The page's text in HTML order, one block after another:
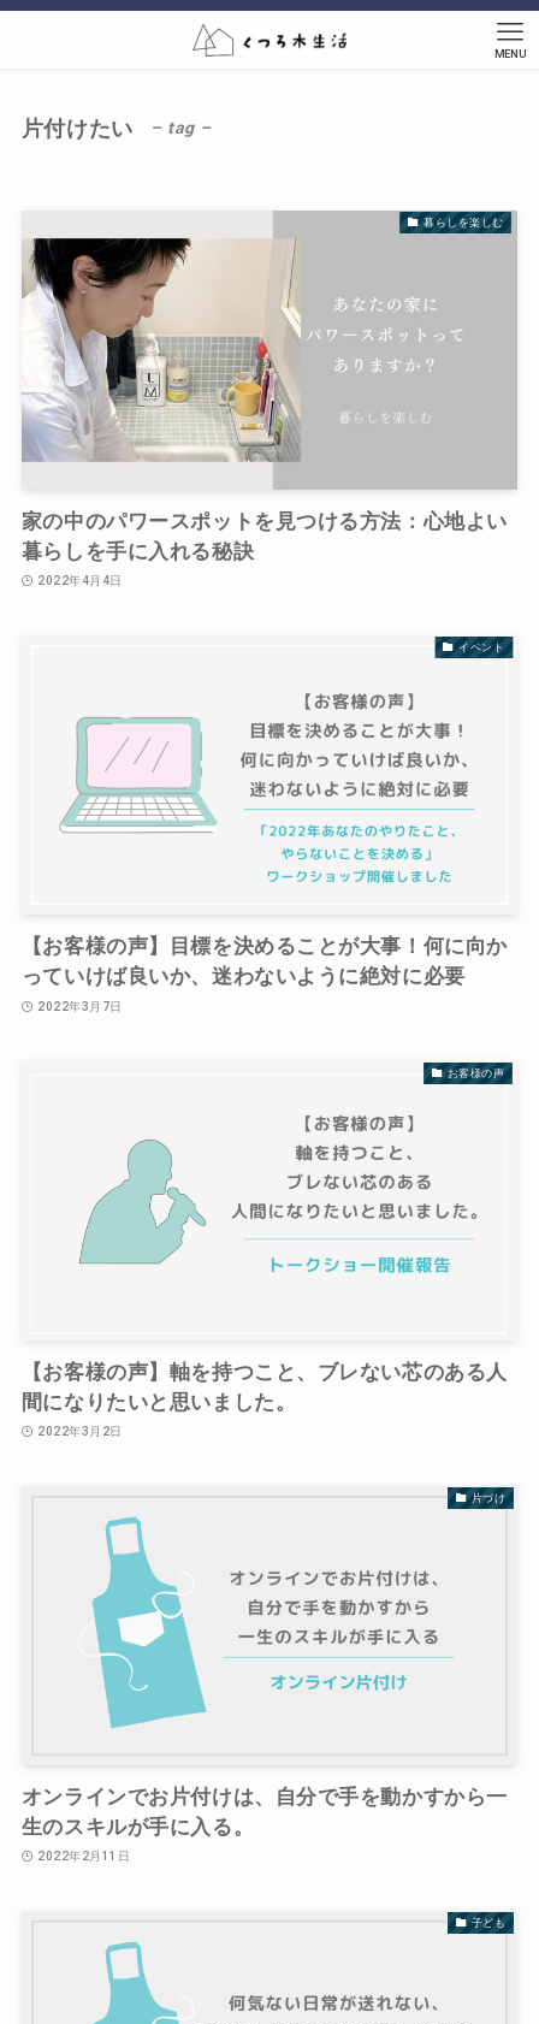
MENU
片付けたい – tag –
暮らしを楽しむ
家の中のパワースポットを見つける方法：心地よい
暮らしを手に入れる秘訣
2022年4月4日
イベント
【お客様の声】目標を決めることが大事！何に向か
っていけば良いか、迷わないように絶対に必要
2022年3月7日
お客様の声
【お客様の声】軸を持つこと、ブレない芯のある人
間になりたいと思いました。
2022年3月2日
片づけ
オンラインでお片付けは、自分で手を動かすから一
生のスキルが手に入る。
2022年2月11日
子ども